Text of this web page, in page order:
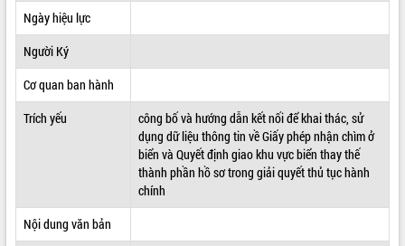
THÔNG TIN CHỈ ĐẠO ĐIỀU HÀNH
HỆ THỐNG VĂN BẢN
VĂN BẢN HĐND TỈNH
Ngày hiệu lực
Người Ký
Cơ quan ban hành
Trích yếu
công bố và hướng dẫn kết nối để khai thác, sử
dụng dữ liệu thông tin về Giấy phép nhận chìm ở
biển và Quyết định giao khu vực biển thay thế
thành phần hồ sơ trong giải quyết thủ tục hành
chính
Nội dung văn bản